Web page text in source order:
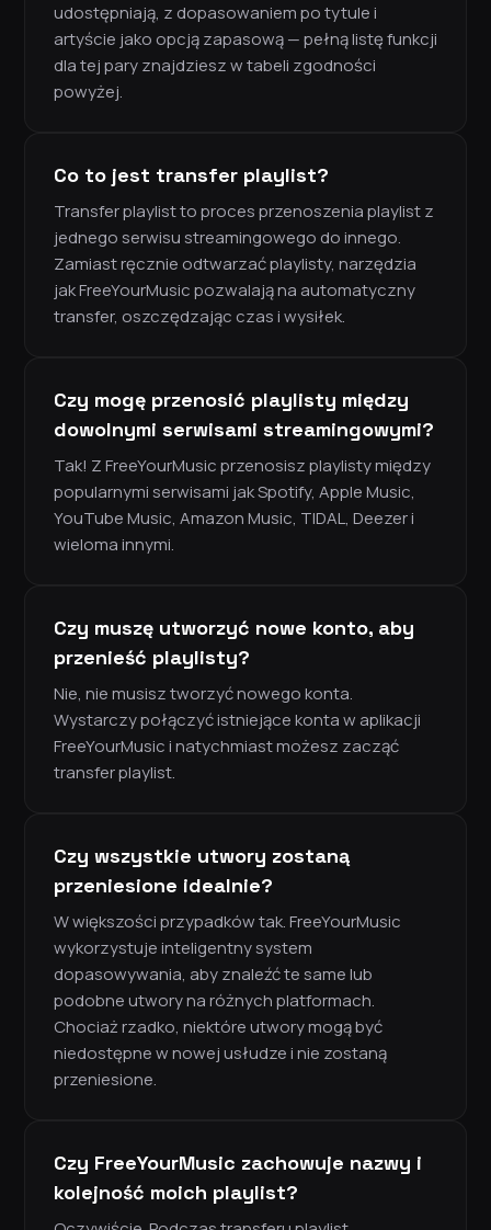
udostępniają, z dopasowaniem po tytule i
artyście jako opcją zapasową — pełną listę funkcji
dla tej pary znajdziesz w tabeli zgodności
powyżej.
Co to jest transfer playlist?
Transfer playlist to proces przenoszenia playlist z
jednego serwisu streamingowego do innego.
Zamiast ręcznie odtwarzać playlisty, narzędzia
jak FreeYourMusic pozwalają na automatyczny
transfer, oszczędzając czas i wysiłek.
Czy mogę przenosić playlisty między
dowolnymi serwisami streamingowymi?
Tak! Z FreeYourMusic przenosisz playlisty między
popularnymi serwisami jak Spotify, Apple Music,
YouTube Music, Amazon Music, TIDAL, Deezer i
wieloma innymi.
Czy muszę utworzyć nowe konto, aby
przenieść playlisty?
Nie, nie musisz tworzyć nowego konta.
Wystarczy połączyć istniejące konta w aplikacji
FreeYourMusic i natychmiast możesz zacząć
transfer playlist.
Czy wszystkie utwory zostaną
przeniesione idealnie?
W większości przypadków tak. FreeYourMusic
wykorzystuje inteligentny system
dopasowywania, aby znaleźć te same lub
podobne utwory na różnych platformach.
Chociaż rzadko, niektóre utwory mogą być
niedostępne w nowej usłudze i nie zostaną
przeniesione.
Czy FreeYourMusic zachowuje nazwy i
kolejność moich playlist?